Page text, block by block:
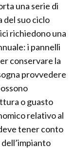
una serie di
del suo ciclo
richiedono una
i pannelli
conservare la
provvedere
o guasto
relativo al
tener conto